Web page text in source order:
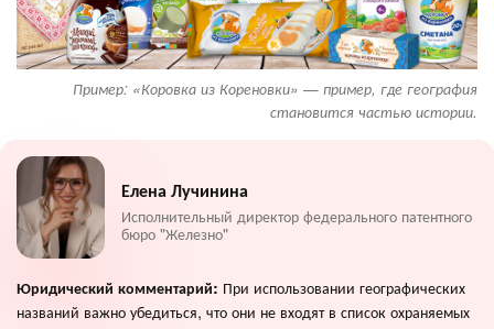
Пример: «Коровка из Кореновки» — пример, где география
становится частью истории.
Елена Лучинина
Исполнительный директор федерального патентного
бюро "Железно"
Юридический комментарий: При использовании географических
названий важно убедиться, что они не входят в список охраняемых